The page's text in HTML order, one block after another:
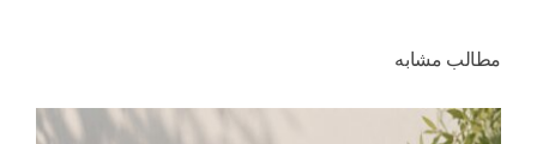
مطالب مشابه